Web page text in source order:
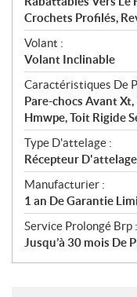
Crochets Profilés,
Volant :
Volant Inclinable
Caractéristiques De
Pare-chocs Avant
Hmwpe, Toit Rigide
Type D'attelage :
Récepteur
Manufacturier :
1 an De Garantie
Service Prolongé Brp :
Jusqu’à 30 mois De